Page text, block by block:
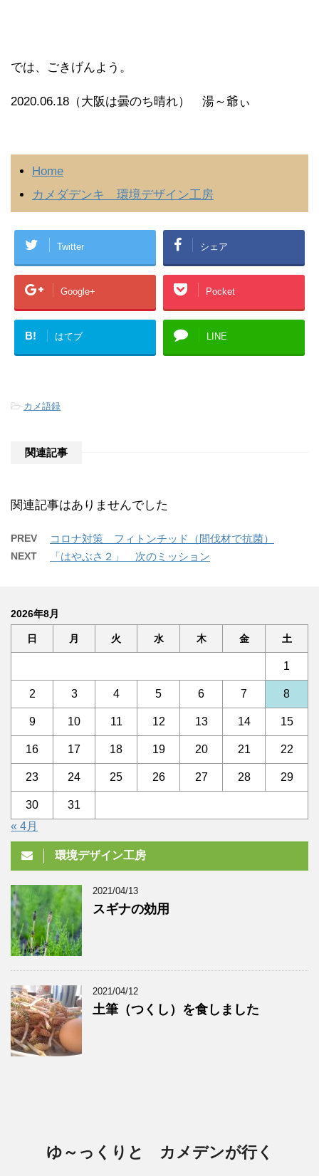
では、ごきげんよう。
2020.06.18（大阪は曇のち晴れ） 湯～爺ぃ
Home
カメダデンキ 環境デザイン工房
Twitter シェア
Google+ Pocket
B! はてブ LINE
-カメ語録
関連記事
関連記事はありませんでした
PREV コロナ対策 フィトンチッド（間伐材で抗菌）
NEXT 「はやぶさ２」 次のミッション
2026年8月
日 月 火 水 木 金 土
1
2 3 4 5 6 7 8
9 10 11 12 13 14 15
16 17 18 19 20 21 22
23 24 25 26 27 28 29
30
31
« 4月
環境デザイン工房
2021/04/13
スギナの効用
2021/04/12
土筆（つくし）を食しました
ゆ～っくりと カメデンが行く